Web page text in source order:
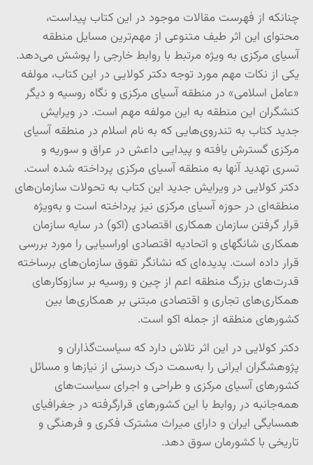
چنانکه از فهرست مقالات موجود در این کتاب پیداست،
محتوای این اثر طیف متنوعی از مهم‌ترین مسایل منطقه
آسیای مرکزی به ویژه مرتبط با روابط خارجی را پوشش می‌دهد.
یکی از نکات مهم مورد توجه دکتر کولایی در این کتاب، مولفه
«عامل اسلامی» در منطقه آسیای مرکزی و نگاه روسیه و دیگر
کنشگران این منطقه به این مولفه مهم است. در ویرایش
جدید کتاب به تندروی‌هایی که به نام اسلام در منطقه آسیای
مرکزی گسترش یافته و پیدایی داعش در عراق و سوریه و
تسری تهدید آنها به منطقه آسیای مرکزی پرداخته شده است.
دکتر کولایی در ویرایش جدید این کتاب به تحولات سازمان‌های
منطقه‌ای در حوزه آسیای مرکزی نیز پرداخته است و به‌ویژه
قرار گرفتن سازمان همکاری اقتصادی (اکو) در سایه سازمان
همکاری شانگهای و اتحادیه اقتصادی اوراسیایی را مورد بررسی
قرار داده است. پدیده‌ای که نشانگر تفوق سازمان‌های برساخته
قدرت‌های بزرگ منطقه اعم از چین و روسیه بر سازوکارهای
همکاری‌های تجاری و اقتصادی مبتنی بر همکاری‌ها بین
کشورهای منطقه از جمله اکو است.
دکتر کولایی در این اثر تلاش دارد که سیاست‌گذاران و
پژوهشگران ایرانی را به‌سمت درک درستی از نیازها و مسائل
کشورهای آسیای مرکزی و طراحی و اجرای سیاست‌های
همه‌جانبه در روابط با این کشورهای قرارگرفته در جغرافیای
همسایگی ایران و دارای میراث مشترک فکری و فرهنگی و
تاریخی با کشورمان سوق دهد.